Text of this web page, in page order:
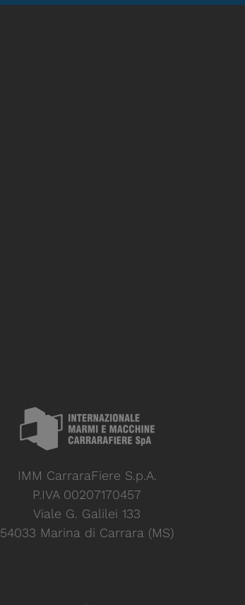
IMM CarraraFiere S.p.A.
P.IVA 00207170457
Viale G. Galilei 133
54033 Marina di Carrara (MS)